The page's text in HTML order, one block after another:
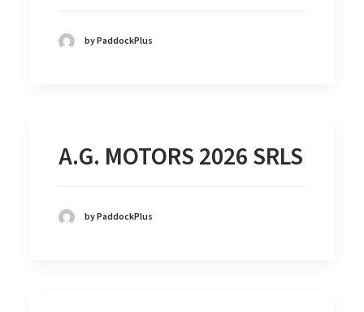
by PaddockPlus
A.G. MOTORS 2026 SRLS
by PaddockPlus